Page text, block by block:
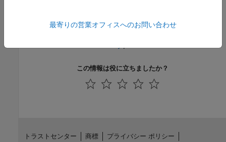
この情報は役に立ちましたか？
最寄りの営業オフィスへのお問い合わせ
トラストセンター 商標 プライバシー ポリシー